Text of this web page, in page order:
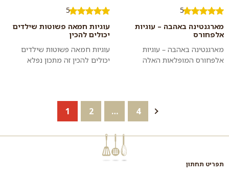
5
מארגנטינה באהבה – עוגיות
אלפחורס
מארגנטינה באהבה – עוגיות
אלפחורס המופלאות האלה
5
עוגיות חמאה פשוטות שילדים
יכולים להכין
עוגיות חמאה פשוטות שילדים
יכולים להכין זה מתכון נפלא
1 2 … 4 הבא
תפריט תחתון